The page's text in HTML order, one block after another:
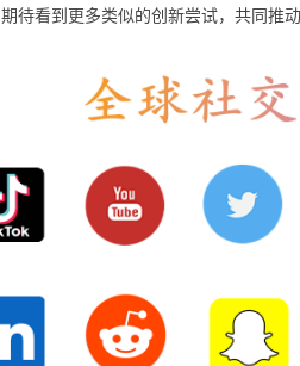
待看到更多类似的创新尝试，共同推